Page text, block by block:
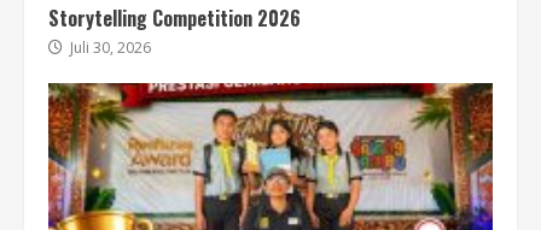
Storytelling Competition 2026
Juli 30, 2026